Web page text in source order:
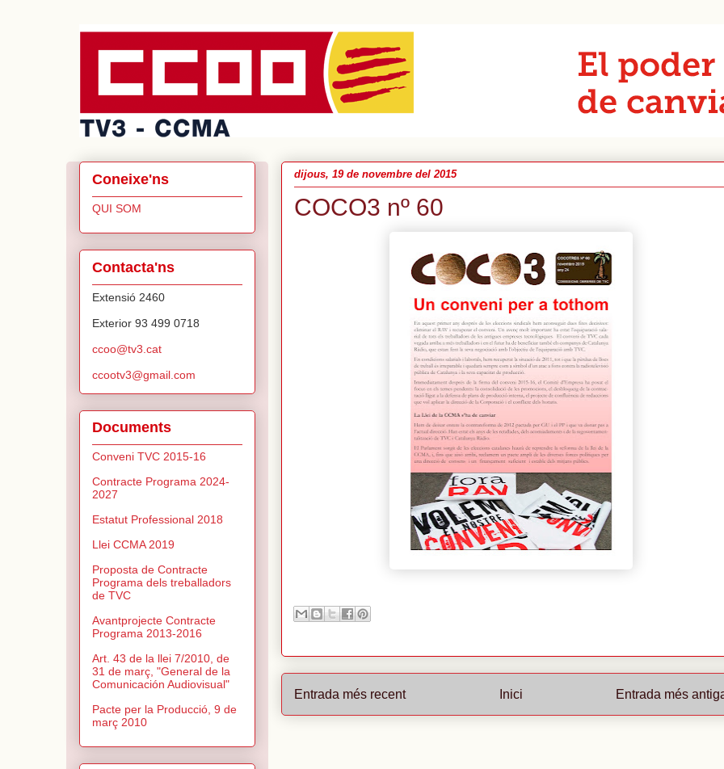
dijous, 19 de novembre del 2015
COCO3 nº 60
Entrada més recent Entrada més
Inici
Coneixe'ns
QUI SOM
Contacta'ns
Extensió 2460
Exterior 93 499 0718
ccoo@tv3.cat
ccootv3@gmail.com
Documents
Conveni TVC 2015-16
Contracte Programa 2024-
2027
Estatut Professional 2018
Llei CCMA 2019
Proposta de Contracte
Programa dels treballadors
de TVC
Avantprojecte Contracte
Programa 2013-2016
Art. 43 de la llei 7/2010, de
31 de març, "General de la
Comunicación Audiovisual"
Pacte per la Producció, 9 de
març 2010